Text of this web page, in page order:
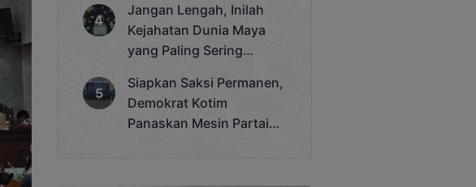
Jangan Lengah, Inilah
Kejahatan Dunia Maya
yang Paling Sering
Siapkan Saksi Permanen,
Demokrat Kotim
Panaskan Mesin Partai